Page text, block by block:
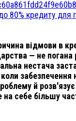
80% кредиту для
відмови в
— не погана
нестача
забезпечення
й
на себе більшу